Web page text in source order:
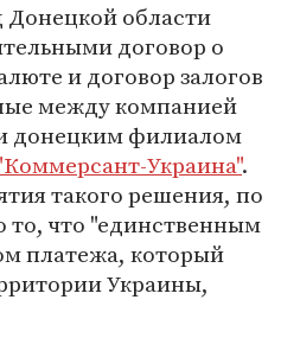
Донецкой области
договор о
и договор залогов
между компанией
донецким филиалом
Украина".
такого решения, по
то, что "единственным
платежа, который
Украины,